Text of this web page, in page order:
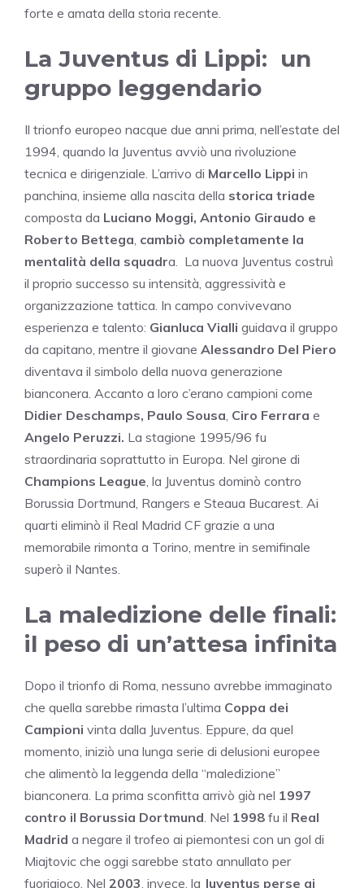
forte e amata della storia recente.
La Juventus di Lippi: un
gruppo leggendario
Il trionfo europeo nacque due anni prima, nell’estate del
1994, quando la Juventus avviò una rivoluzione
tecnica e dirigenziale. L’arrivo di Marcello Lippi in
panchina, insieme alla nascita della storica triade
composta da Luciano Moggi, Antonio Giraudo e
Roberto Bettega cambiò completamente la
mentalità della squadra. La nuova Juventus costruì
il proprio successo su intensità, aggressività e
organizzazione tattica. In campo convivevano
esperienza e talento: Gianluca Vialli guidava il gruppo
da capitano, mentre il giovane Alessandro Del Piero
diventava il simbolo della nuova generazione
bianconera. Accanto a loro c’erano campioni come
Didier Deschamps, Paulo Sousa Ciro Ferrara e
Angelo Peruzzi. La stagione 1995/96 fu
straordinaria soprattutto in Europa. Nel girone di
Champions League , la Juventus dominò contro
Borussia Dortmund, Rangers e Steaua Bucarest. Ai
quarti eliminò il Real Madrid CF grazie a una
memorabile rimonta a Torino, mentre in semifinale
superò il Nantes.
La maledizione delle finali:
il peso di un’attesa infinita
Dopo il trionfo di Roma, nessuno avrebbe immaginato
che quella sarebbe rimasta l’ultima Coppa dei
Campioni vinta dalla Juventus. Eppure, da quel
momento, iniziò una lunga serie di delusioni europee
che alimentò la leggenda della “maledizione”
bianconera. La prima sconfitta arrivò già nel 1997
contro il Borussia Dortmund . Nel 1998 fu il Real
Madrid a negare il trofeo ai piemontesi con un gol di
Miajtovic che oggi sarebbe stato annullato per
fuorigioco. Nel 2003 , invece, la Juventus perse ai